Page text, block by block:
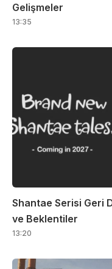
Gelişmeler
13:35
Shantae Serisi Geri
ve Beklentiler
13:20